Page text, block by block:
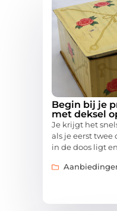
Begin bij je
met deksel
Je krijgt het
als je eerst twee
in de doos ligt en